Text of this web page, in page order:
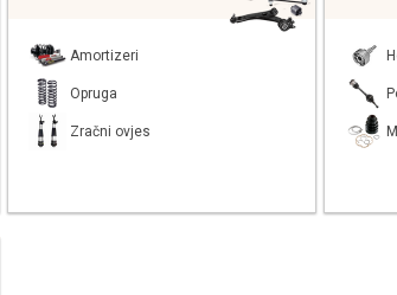
Amortizeri
Opruga
Zračni ovjes